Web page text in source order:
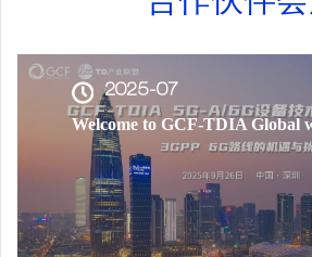
2025-07
Welcome to GCF-TDIA Global